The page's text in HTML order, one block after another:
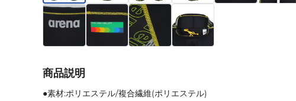
商品説明
●素材:ポリエステル/複合繊維(ポリエステル)